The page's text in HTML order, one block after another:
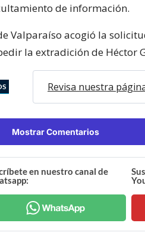
de información.
Valparaíso acogió la
la extradición de Héctor
Revisa nuestra
Mostrar Comentarios
en nuestro canal de